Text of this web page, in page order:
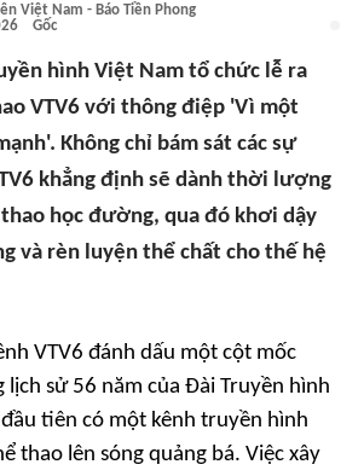
Gốc
hình Việt Nam tổ chức lễ ra
VTV6 với thông điệp 'Vì một
Không chỉ bám sát các sự
khẳng định sẽ dành thời lượng
học đường, qua đó khơi dậy
và rèn luyện thể chất cho thế hệ
VTV6 đánh dấu một cột mốc
sử 56 năm của Đài Truyền hình
tiên có một kênh truyền hình
thao lên sóng quảng bá. Việc xây